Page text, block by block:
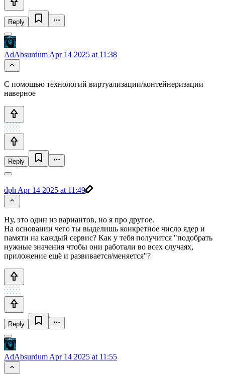
Reply
AdAbsurdum Apr 14 2025 at 11:38
С помощью технологий виртуализации/контейнеризации
наверное
Reply
dph Apr 14 2025 at 11:49
Ну, это один из вариантов, но я про другое.
На основании чего ты выделишь конкретное число ядер и
памяти на каждый сервис? Как у тебя получится "подобрать
нужные значения чтобы они работали во всех случаях,
приложение ещё и развивается/меняется"?
Reply
AdAbsurdum Apr 14 2025 at 11:55